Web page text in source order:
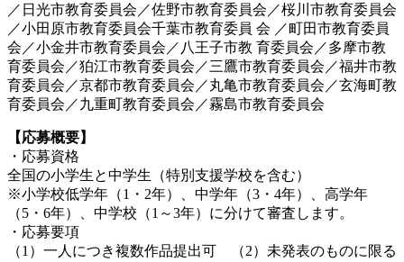
／日光市教育委員会／佐野市教育委員会／桜川市教育委員会
／小田原市教育委員会千葉市教育委員 会 ／町田市教育委員
会／小金井市教育委員会／八王子市教 育委員会／多摩市教
育委員会／狛江市教育委員会／三鷹市教育委員会／福井市教
育委員会／京都市教育委員会／丸亀市教育委員会／玄海町教
育委員会／九重町教育委員会／霧島市教育委員会
【応募概要】
・応募資格
全国の小学生と中学生（特別支援学校を含む）
※小学校低学年（1・2年）、中学年（3・4年）、高学年
（5・6年）、中学校（1～3年）に分けて審査します。
・応募要項
（1）一人につき複数作品提出可 （2）未発表のものに限る